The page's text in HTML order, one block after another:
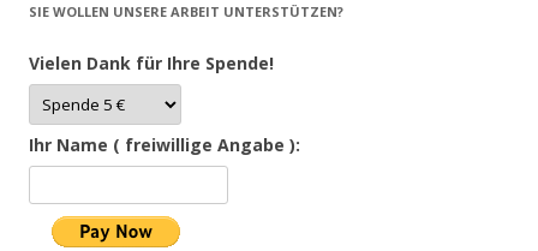
SIE WOLLEN UNSERE ARBEIT UNTERSTÜTZEN?
Vielen Dank für Ihre Spende!
Ihr Name ( freiwillige Angabe ):